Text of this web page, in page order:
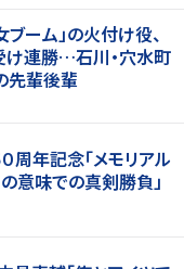
ブーム」の火付け役、
け連勝…石川・穴水町
先輩後輩
周年記念「メモリアル
意味での真剣勝負」